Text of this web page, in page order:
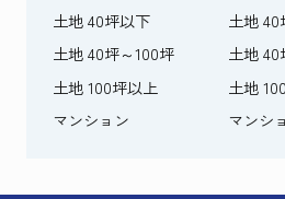
土地 40坪以下
土地 40坪～100坪
土地 100坪以上
マンション
土地
土地 40
土地
マンシ